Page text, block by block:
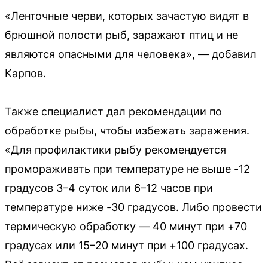
«Ленточные черви, которых зачастую видят в
брюшной полости рыб, заражают птиц и не
являются опасными для человека», — добавил
Карпов.
Также специалист дал рекомендации по
обработке рыбы, чтобы избежать заражения.
«Для профилактики рыбу рекомендуется
промораживать при температуре не выше -12
градусов 3–4 суток или 6–12 часов при
температуре ниже -30 градусов. Либо провести
термическую обработку — 40 минут при +70
градусах или 15–20 минут при +100 градусах.